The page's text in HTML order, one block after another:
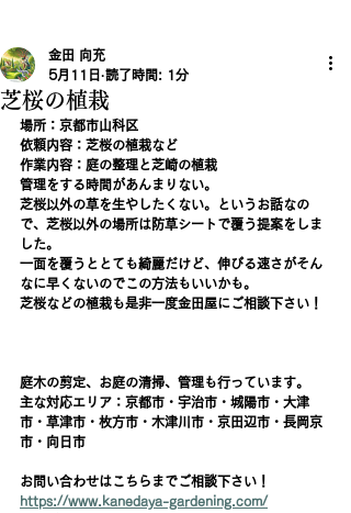
芝桜の植栽
金田 向充
5月11日 読了時間: 1分
場所：京都市山科区
依頼内容：芝桜の植栽など
作業内容：庭の整理と芝崎の植栽
管理をする時間があんまりない。
芝桜以外の草を生やしたくない。というお話なの
で、芝桜以外の場所は防草シートで覆う提案をしま
した。
一面を覆うととても綺麗だけど、伸びる速さがそん
なに早くないのでこの方法もいいかも。
芝桜などの植栽も是非一度金田屋にご相談下さい！
庭木の剪定、お庭の清掃、管理も行っています。
主な対応エリア：京都市・宇治市・城陽市・大津
市・草津市・枚方市・木津川市・京田辺市・長岡京
市・向日市
お問い合わせはこちらまでご相談下さい！
https://www.kanedaya-gardening.com/